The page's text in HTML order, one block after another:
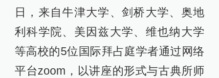
日，来自牛津大学、剑桥大学、奥地
利科学院、美因兹大学、维也纳大学
等高校的5位国际拜占庭学者通过网络
平台zoom，以讲座的形式与古典所师